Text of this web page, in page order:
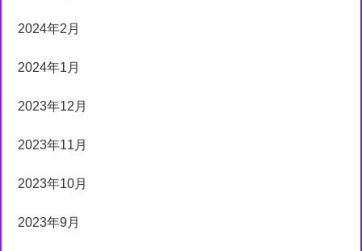
2024年2月
2024年1月
2023年12月
2023年11月
2023年10月
2023年9月